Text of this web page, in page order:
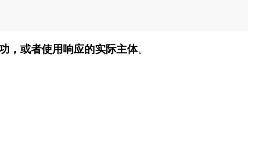
，或者使用响应的实际主体。